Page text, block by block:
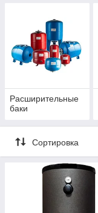
Расширительные
баки
Сортировка